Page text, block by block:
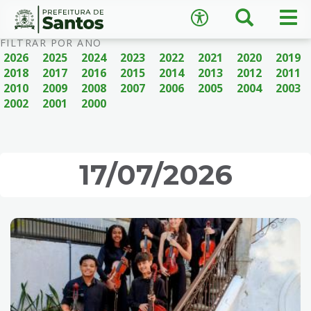
Ir
para
o
conteúdo
1
busca
rodapé
Busca
Acessibilidade ×
Conteúdo
FILTRAR POR ANO
2026 2025 2024 2023 2022 2021 2020
2019
2018
2017 2016 2015 2014 2013 2012
2011
2010
2009 2008 2007 2006 2005 2004
2003
2002
2001 2000
17/07/2026